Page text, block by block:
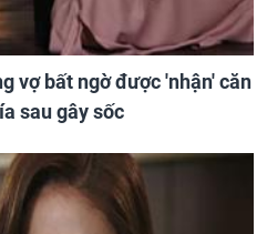
vợ bất ngờ được 'nhận' căn
sau gây sốc